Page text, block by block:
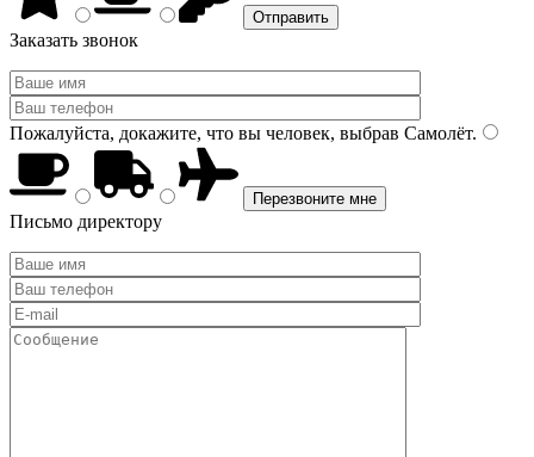
Заказать звонок
Пожалуйста, докажите, что вы человек, выбрав Самолёт.
Письмо директору